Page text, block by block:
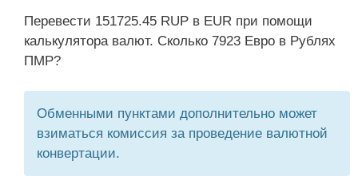
Перевести 151725.45 RUP в EUR при помощи
калькулятора валют. Сколько 7923 Евро в Рублях
ПМР?
Обменными пунктами дополнительно может
взиматься комиссия за проведение валютной
конвертации.